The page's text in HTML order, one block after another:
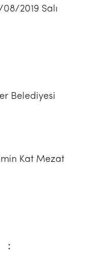
08/2019 Salı
Belediyesi
: